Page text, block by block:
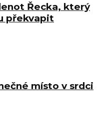
Řecka, který
překvapit
místo v srdci